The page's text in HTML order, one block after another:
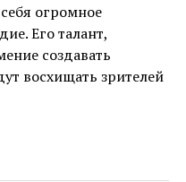
огромное
Его талант,
создавать
восхищать зрителей